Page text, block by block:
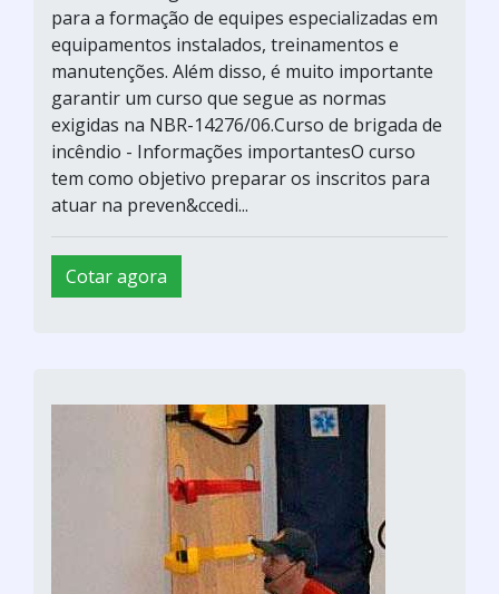
para a formação de equipes especializadas em
equipamentos instalados, treinamentos e
manutenções. Além disso, é muito importante
garantir um curso que segue as normas
exigidas na NBR-14276/06.Curso de brigada de
incêndio - Informações importantesO curso
tem como objetivo preparar os inscritos para
atuar na preven&ccedi...
Cotar agora